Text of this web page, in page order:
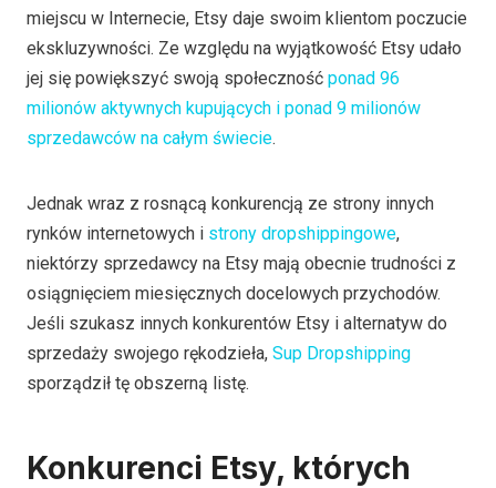
miejscu w Internecie, Etsy daje swoim klientom poczucie
ekskluzywności. Ze względu na wyjątkowość Etsy udało
jej się powiększyć swoją społeczność ponad 96
milionów aktywnych kupujących i ponad 9 milionów
sprzedawców na całym świecie.
Jednak wraz z rosnącą konkurencją ze strony innych
rynków internetowych i strony dropshippingowe,
niektórzy sprzedawcy na Etsy mają obecnie trudności z
osiągnięciem miesięcznych docelowych przychodów.
Jeśli szukasz innych konkurentów Etsy i alternatyw do
sprzedaży swojego rękodzieła, Sup Dropshipping
sporządził tę obszerną listę.
Konkurenci Etsy, których